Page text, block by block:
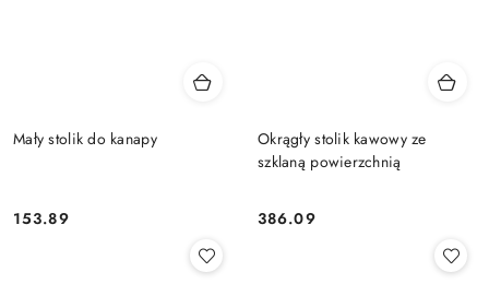
Mały stolik do kanapy
Cena:
153.89
Okrągły stolik kawowy ze
szklaną powierzchnią
Cena:
386.09